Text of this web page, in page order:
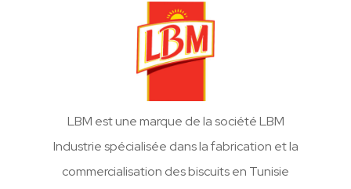
LBM est une marque de la société LBM
Industrie spécialisée dans la fabrication et la
commercialisation des biscuits en Tunisie